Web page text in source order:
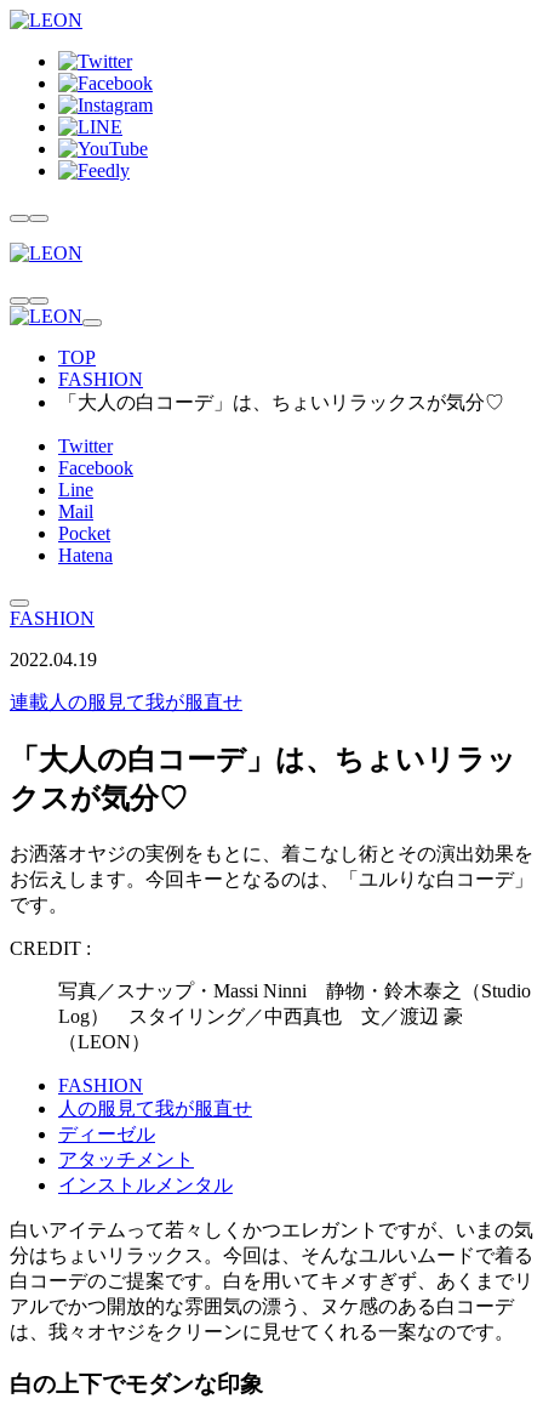
TOP
FASHION
「大人の白コーデ」は、ちょいリラックスが気分♡
Twitter
Facebook
Line
Mail
Pocket
Hatena
FASHION
2022.04.19
連載人の服見て我が服直せ
「大人の白コーデ」は、ちょいリラッ
クスが気分♡
お洒落オヤジの実例をもとに、着こなし術とその演出効果を
お伝えします。今回キーとなるのは、「ユルりな白コーデ」
です。
CREDIT :
写真／スナップ・Massi Ninni 静物・鈴木泰之（Studio
Log） スタイリング／中西真也 文／渡辺 豪
（LEON）
FASHION
人の服見て我が服直せ
ディーゼル
アタッチメント
インストルメンタル
白いアイテムって若々しくかつエレガントですが、いまの気
分はちょいリラックス。今回は、そんなユルいムードで着る
白コーデのご提案です。白を用いてキメすぎず、あくまでリ
アルでかつ開放的な雰囲気の漂う、ヌケ感のある白コーデ
は、我々オヤジをクリーンに見せてくれる一案なのです。
白の上下でモダンな印象